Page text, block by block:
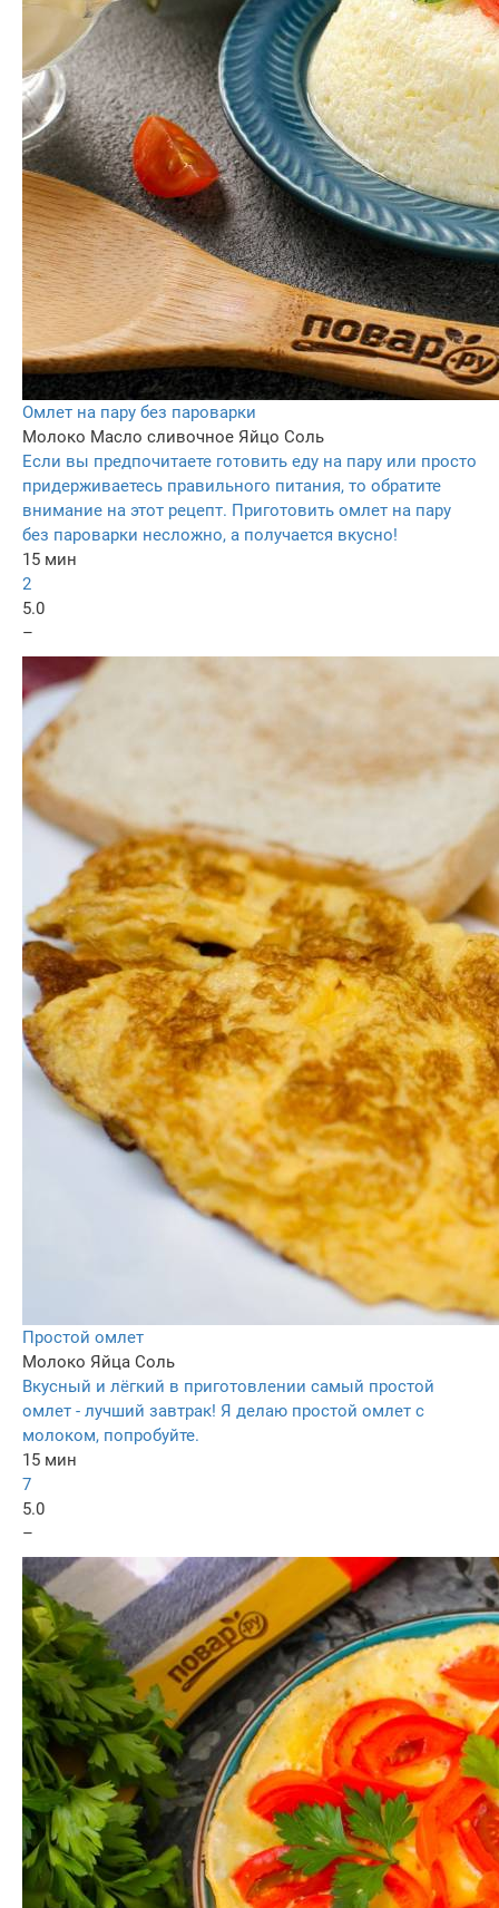
Омлет на пару без пароварки
Молоко Масло сливочное Яйцо Соль
Если вы предпочитаете готовить еду на пару или просто
придерживаетесь правильного питания, то обратите
внимание на этот рецепт. Приготовить омлет на пару
без пароварки несложно, а получается вкусно!
15 мин
2
5.0
–
Простой омлет
Молоко Яйца Соль
Вкусный и лёгкий в приготовлении самый простой
омлет - лучший завтрак! Я делаю простой омлет с
молоком, попробуйте.
15 мин
7
5.0
–